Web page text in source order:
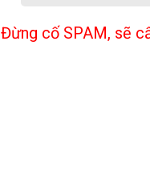
Đừng cố SPAM, sẽ